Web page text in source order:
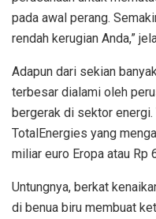
pada awal perang.
rendah kerugian Anda,”
Adapun dari sekian
terbesar dialami oleh
bergerak di sektor energi.
TotalEnergies yang
miliar euro Eropa atau Rp
Untungnya, berkat
di benua biru membuat